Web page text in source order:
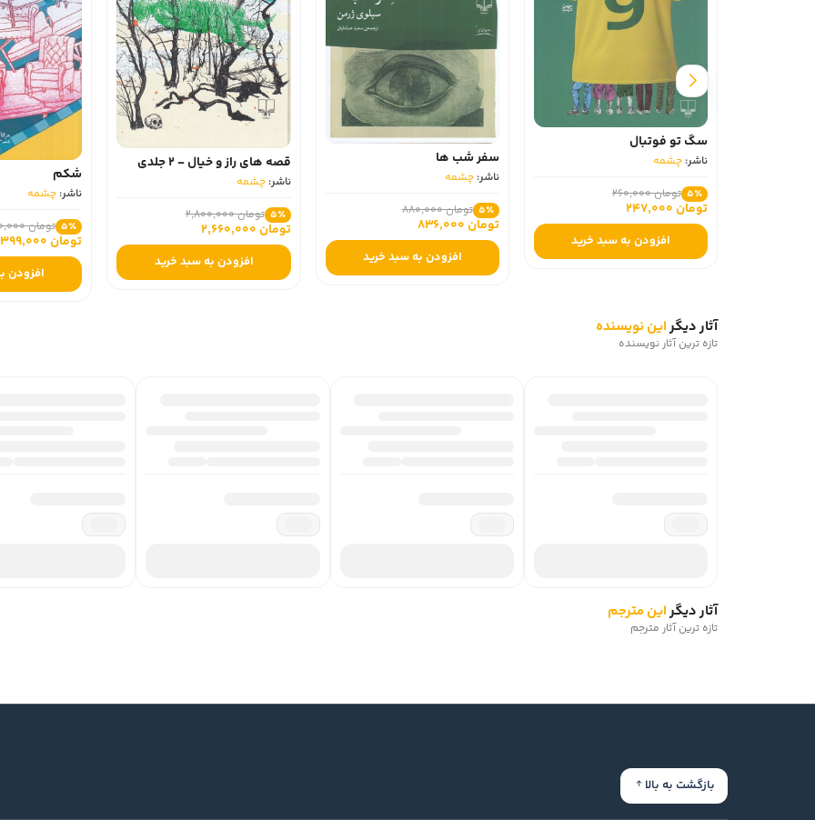
سگ تو فوتبال
ناشر: چشمه
5٪ تومان 260,000
تومان 247,000
افزودن به سبد خرید
سفر شب‌ ها
ناشر: چشمه
5٪ تومان 880,000
تومان 836,000
افزودن به سبد خرید
قصه‌ های راز و خیال - 2 جلدی
ناشر: چشمه
5٪ تومان 2,800,000
تومان 2,660,000
افزودن به سبد خرید
شکم
ناشر: چشمه
5٪ تومان 420,000
تومان 399,000
افزودن
آثار دیگراین نویسنده
تازه ترین آثار نویسنده
آثار دیگراین مترجم
تازه ترین آثار مترجم
بازگشت به بالا